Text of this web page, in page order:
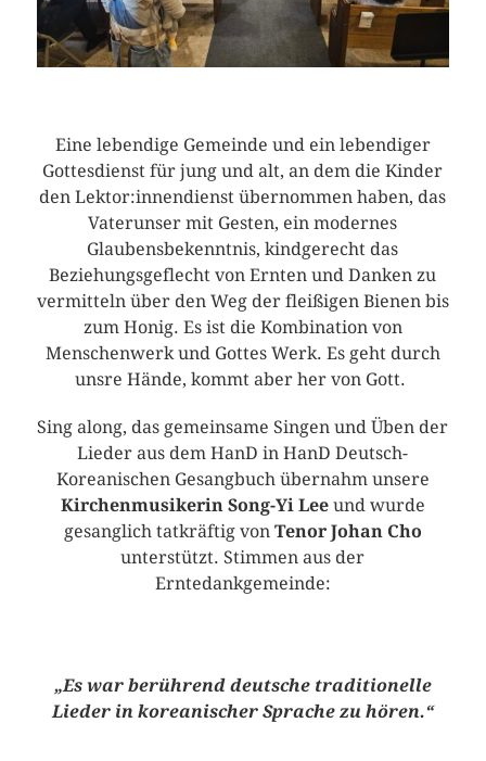
Eine lebendige Gemeinde und ein lebendiger
Gottesdienst für jung und alt, an dem die Kinder
den Lektor:innendienst übernommen haben, das
Vaterunser mit Gesten, ein modernes
Glaubensbekenntnis, kindgerecht das
Beziehungsgeflecht von Ernten und Danken zu
vermitteln über den Weg der fleißigen Bienen bis
zum Honig. Es ist die Kombination von
Menschenwerk und Gottes Werk. Es geht durch
unsre Hände, kommt aber her von Gott.
Sing along, das gemeinsame Singen und Üben der
Lieder aus dem HanD in HanD Deutsch-
Koreanischen Gesangbuch übernahm unsere
Kirchenmusikerin Song-Yi Lee und wurde
gesanglich tatkräftig von Tenor Johan Cho
unterstützt. Stimmen aus der
Erntedankgemeinde:
„Es war berührend deutsche traditionelle
Lieder in koreanischer Sprache zu hören.“